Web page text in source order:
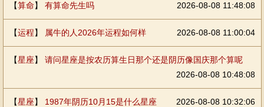
【算命】 有算命先生吗 2026-08-08 11:48:08
【运程】 属牛的人2026年运程如何样 2026-08-08 11:00:04
【星座】 请问星座是按农历算生日那个还是阴历像国庆那个算呢
2026-08-08 10:48:08
【星座】 1987年阴历10月15是什么星座 2026-08-08 10:32:06